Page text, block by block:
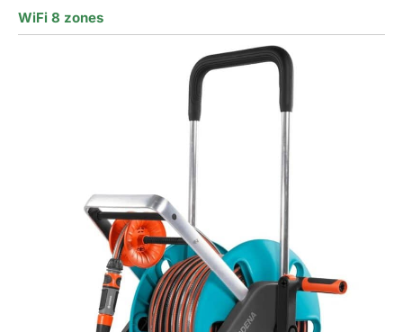
WiFi 8 zones